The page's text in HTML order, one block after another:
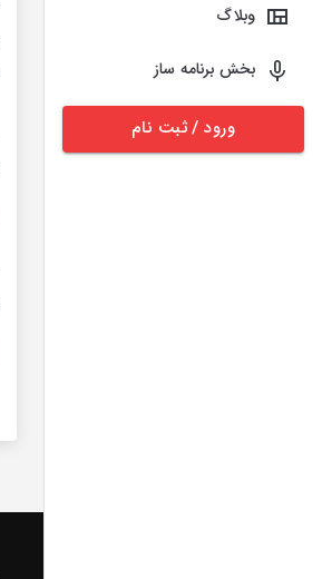
وبلاگ
بخش برنامه ساز
ورود / ثبت نام